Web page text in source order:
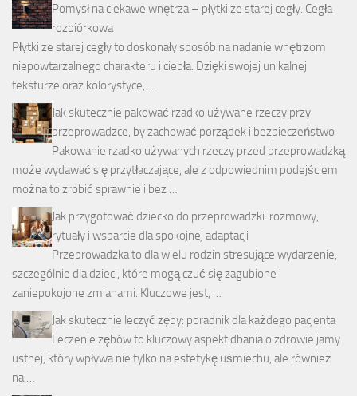
Pomysł na ciekawe wnętrza – płytki ze starej cegły. Cegła
rozbiórkowa
Płytki ze starej cegły to doskonały sposób na nadanie wnętrzom
niepowtarzalnego charakteru i ciepła. Dzięki swojej unikalnej
teksturze oraz kolorystyce, …
Jak skutecznie pakować rzadko używane rzeczy przy
przeprowadzce, by zachować porządek i bezpieczeństwo
Pakowanie rzadko używanych rzeczy przed przeprowadzką
może wydawać się przytłaczające, ale z odpowiednim podejściem
można to zrobić sprawnie i bez …
Jak przygotować dziecko do przeprowadzki: rozmowy,
rytuały i wsparcie dla spokojnej adaptacji
Przeprowadzka to dla wielu rodzin stresujące wydarzenie,
szczególnie dla dzieci, które mogą czuć się zagubione i
zaniepokojone zmianami. Kluczowe jest, …
Jak skutecznie leczyć zęby: poradnik dla każdego pacjenta
Leczenie zębów to kluczowy aspekt dbania o zdrowie jamy
ustnej, który wpływa nie tylko na estetykę uśmiechu, ale również
na …